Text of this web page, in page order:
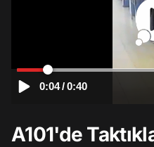
0:04/0:40
A101'de